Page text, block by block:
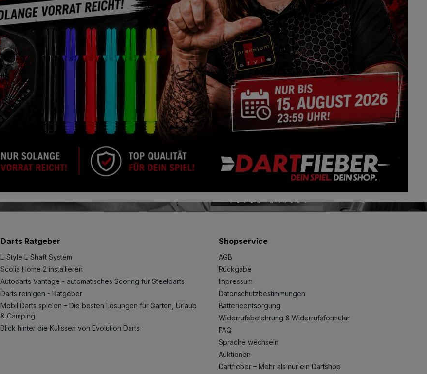
Darts Ratgeber
L-Style L-Shaft System
Scolia Home 2 installieren
Autodarts Vantage - automatisches Scoring für Steeldarts
Darts reinigen - Ratgeber
Mobil Darts spielen – Die besten Lösungen für Garten, Urlaub
& Camping
Blick hinter die Kulissen von Evolution Darts
Shopservice
AGB
Rückgabe
Impressum
Datenschutzbestimmungen
Batterieentsorgung
Widerrufsbelehrung & Widerrufsformular
FAQ
Sprache wechseln
Auktionen
Dartfieber – Mehr als nur ein Dartshop